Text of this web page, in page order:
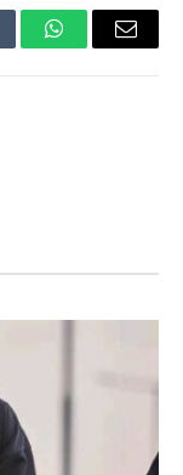
WhatsAppEmail